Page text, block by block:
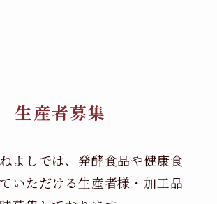
生産者募集
よしでは、発酵食品や健康食
いただける生産者様・加工品